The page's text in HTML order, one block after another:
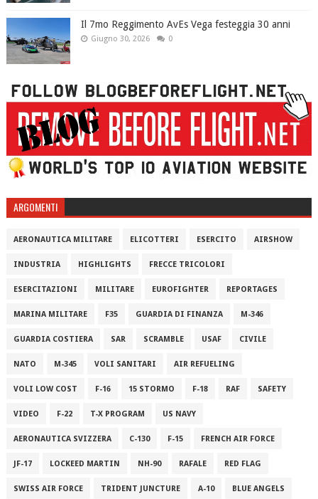
Il 7mo Reggimento AvEs Vega festeggia 30 anni
Giugno 30, 2026 0
ARGOMENTI
AERONAUTICA MILITARE ELICOTTERI ESERCITO AIRSHOW
INDUSTRIA HIGHLIGHTS FRECCE TRICOLORI
ESERCITAZIONI MILITARE EUROFIGHTER REPORTAGES
MARINA MILITARE F35 GUARDIA DI FINANZA M-346
GUARDIA COSTIERA SAR SCRAMBLE USAF CIVILE
NATO M-345 VOLI SANITARI AIR REFUELING
VOLI LOW COST F-16 15 STORMO F-18 RAF SAFETY
VIDEO F-22 T-X PROGRAM US NAVY
AERONAUTICA SVIZZERA C-130 F-15 FRENCH AIR FORCE
JF-17 LOCKEED MARTIN NH-90 RAFALE RED FLAG
SWISS AIR FORCE TRIDENT JUNCTURE A-10 BLUE ANGELS